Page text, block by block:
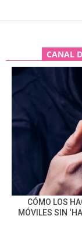
CANAL
CÓMO LOS
MÓVILES SIN